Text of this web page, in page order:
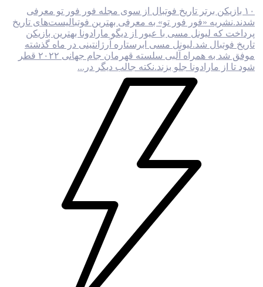
۱۰ بازیکن برتر تاریخ فوتبال از سوی مجله فور فور تو معرفی
شدند.نشریه «فور فور تو» به معرفی بهترین فوتبالیست‌های تاریخ
پرداخت که لیونل مسی با عبور از دیگو مارادونا بهترین بازیکن
تاریخ فوتبال شد.لیونل مسی ابرستاره آرژانتینی در ماه گذشته
موفق شد به همراه آلبی سلسته قهرمان جام جهانی ۲۰۲۲ قطر
شود تا از مارادونا جلو بزند.نکته جالب دیگر در...